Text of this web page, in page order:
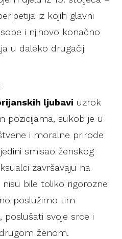
iz kojih glavni
i njihovo konačno
u daleko drugačiji
ljubavi uzrok
pozicijama, sukob je u
i moralne prirode
smisao ženskog
završavaju na
bile toliko rigorozne
poslužimo tim
svoje srce i
ženom.